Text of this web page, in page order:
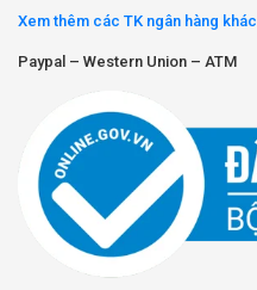
Xem thêm các TK ngân hàng khác
Paypal – Western Union – ATM